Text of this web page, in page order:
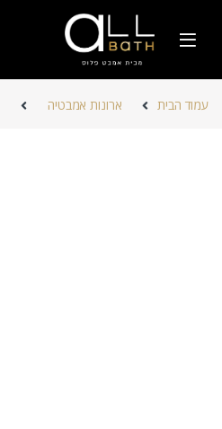
עמוד הבית ארונות אמבטיה